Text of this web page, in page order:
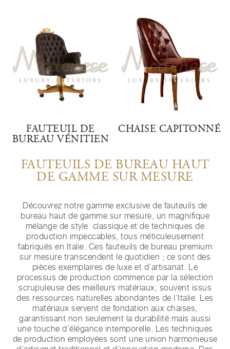
FAUTEUIL DE
BUREAU VÉNITIEN
CHAISE CAPITONNÉ
FAUTEUILS DE BUREAU HAUT
DE GAMME SUR MESURE
Découvrez notre gamme exclusive de fauteuils de
bureau haut de gamme sur mesure, un magnifique
mélange de style classique et de techniques de
production impeccables, tous méticuleusement
fabriqués en Italie. Ces fauteuils de bureau premium
sur mesure transcendent le quotidien ; ce sont des
pièces exemplaires de luxe et d’artisanat. Le
processus de production commence par la sélection
scrupuleuse des meilleurs matériaux, souvent issus
des ressources naturelles abondantes de l’Italie. Les
matériaux servent de fondation aux chaises,
garantissant non seulement la durabilité mais aussi
une touche d’élégance intemporelle. Les techniques
de production employées sont une union harmonieuse